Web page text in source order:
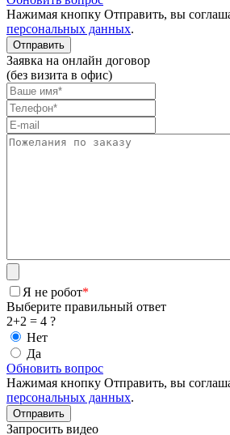
Нажимая кнопку Отправить, вы
персональных данных.
Заявка на онлайн договор
(без визита в офис)
Я не робот*
Выберите правильный ответ
2+2 = 4 ?
Нет
Да
Обновить вопрос
Нажимая кнопку Отправить, вы
персональных данных.
Запросить видео